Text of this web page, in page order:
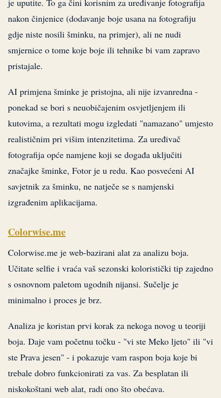
je uputite. To ga čini korisnim za uređivanje fotografija
nakon činjenice (dodavanje boje usana na fotografiju
gdje niste nosili šminku, na primjer), ali ne nudi
smjernice o tome koje boje ili tehnike bi vam zapravo
pristajale.
AI primjena šminke je pristojna, ali nije izvanredna -
ponekad se bori s neuobičajenim osvjetljenjem ili
kutovima, a rezultati mogu izgledati "namazano" umjesto
realističnim pri višim intenzitetima. Za uređivač
fotografija opće namjene koji se događa uključiti
značajke šminke, Fotor je u redu. Kao posvećeni AI
savjetnik za šminku, ne natječe se s namjenski
izgrađenim aplikacijama.
Colorwise.me
Colorwise.me je web-bazirani alat za analizu boja.
Učitate selfie i vraća vaš sezonski koloristički tip zajedno
s osnovnom paletom ugodnih nijansi. Sučelje je
minimalno i proces je brz.
Analiza je koristan prvi korak za nekoga novog u teoriji
boja. Daje vam početnu točku - "vi ste Meko ljeto" ili "vi
ste Prava jesen" - i pokazuje vam raspon boja koje bi
trebale dobro funkcionirati za vas. Za besplatan ili
niskokoštani web alat, radi ono što obećava.